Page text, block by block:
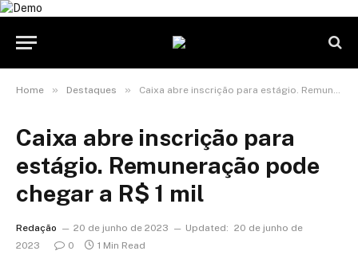
Home » Destaques » Caixa abre inscrição para estágio. Remuneração pode chegar a R$ 1 mil
Caixa abre inscrição para
estágio. Remuneração pode
chegar a R$ 1 mil
Redação 20 de junho de 2023 Updated: 20 de junho de
2023
0 1 Min Read